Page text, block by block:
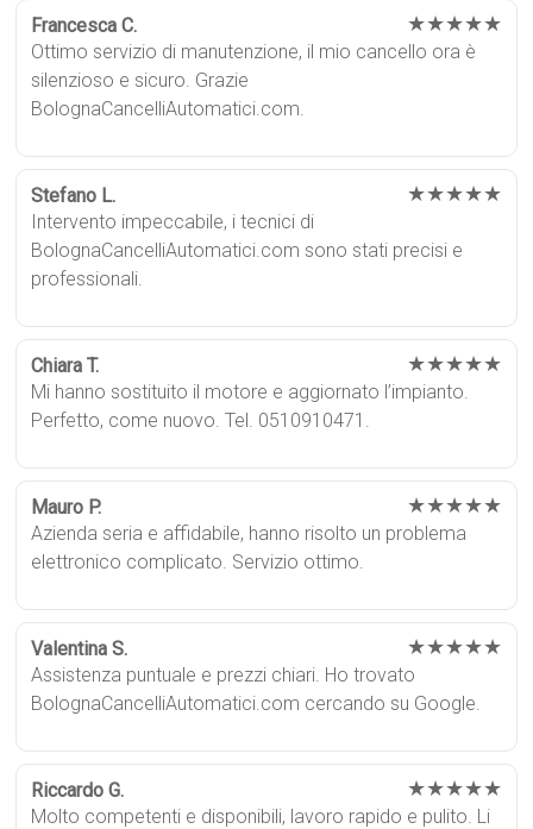
Francesca C. ★★★★★
Ottimo servizio di manutenzione, il mio cancello ora è
silenzioso e sicuro. Grazie
BolognaCancelliAutomatici.com.
Stefano L. ★★★★★
Intervento impeccabile, i tecnici di
BolognaCancelliAutomatici.com sono stati precisi e
professionali.
Chiara T. ★★★★★
Mi hanno sostituito il motore e aggiornato l’impianto.
Perfetto, come nuovo. Tel. 0510910471.
Mauro P. ★★★★★
Azienda seria e affidabile, hanno risolto un problema
elettronico complicato. Servizio ottimo.
Valentina S. ★★★★★
Assistenza puntuale e prezzi chiari. Ho trovato
BolognaCancelliAutomatici.com cercando su Google.
Riccardo G. ★★★★★
Molto competenti e disponibili, lavoro rapido e pulito. Li